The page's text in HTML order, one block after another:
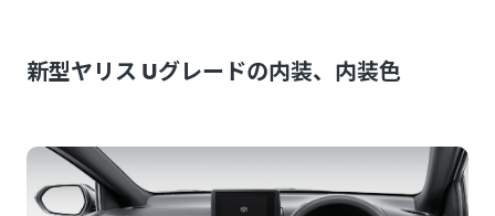
新型ヤリス Uグレードの内装、内装色